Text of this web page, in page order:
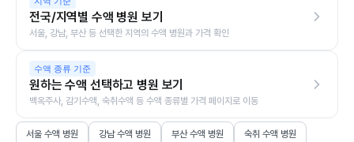
전국/지역별 수액 병원 보기
서울, 강남, 부산 등 선택한 지역의 수액 병원과 가격 확인
수액 종류 기준
원하는 수액 선택하고 병원 보기
백옥주사, 감기수액, 숙취수액 등 수액 종류별 가격 페이지로 이동
서울 수액 병원 강남 수액 병원 부산 수액 병원 숙취 수액 병원